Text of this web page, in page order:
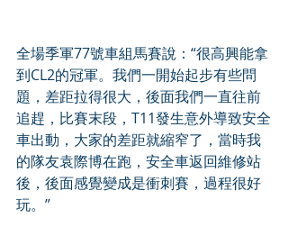
全場季軍77號車組馬賽說：“很高興能拿
到CL2的冠軍。我們一開始起步有些問
題，差距拉得很大，後面我們一直往前
追趕，比賽末段，T11發生意外導致安全
車出動，大家的差距就縮窄了，當時我
的隊友袁際博在跑，安全車返回維修站
後，後面感覺變成是衝刺賽，過程很好
玩。”